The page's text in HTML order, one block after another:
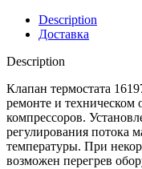
Description
Доставка
Description
Клапан термостата
ремонте и
компрессоров.
регулирования потока
температуры. При
возможен перегрев